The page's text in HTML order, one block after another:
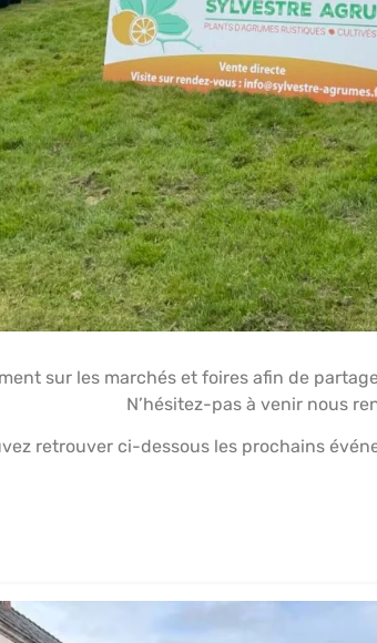
sur les marchés et foires afin de
N’hésitez-pas à venir nous
retrouver ci-dessous les prochains